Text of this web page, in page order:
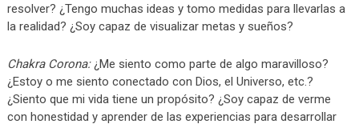
resolver? ¿Tengo muchas ideas y tomo medidas para llevarlas a
la realidad? ¿Soy capaz de visualizar metas y sueños?
Chakra Corona:¿Me siento como parte de algo maravilloso?
¿Estoy o me siento conectado con Dios, el Universo, etc.?
¿Siento que mi vida tiene un propósito? ¿Soy capaz de verme
con honestidad y aprender de las experiencias para desarrollar